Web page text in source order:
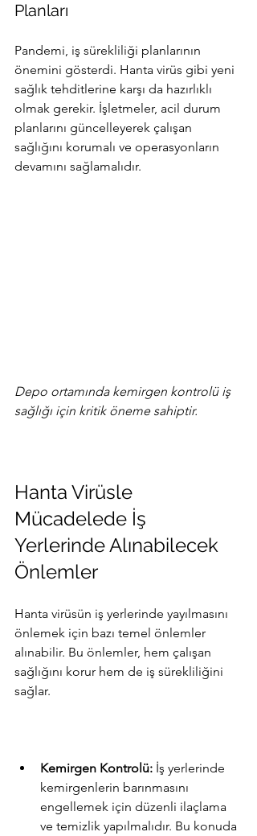
Planları
Pandemi, iş sürekliliği planlarının
önemini gösterdi. Hanta virüs gibi yeni
sağlık tehditlerine karşı da hazırlıklı
olmak gerekir. İşletmeler, acil durum
planlarını güncelleyerek çalışan
sağlığını korumalı ve operasyonların
devamını sağlamalıdır.
Depo ortamında kemirgen kontrolü iş
sağlığı için kritik öneme sahiptir.
Hanta Virüsle
Mücadelede İş
Yerlerinde Alınabilecek
Önlemler
Hanta virüsün iş yerlerinde yayılmasını
önlemek için bazı temel önlemler
alınabilir. Bu önlemler, hem çalışan
sağlığını korur hem de iş sürekliliğini
sağlar.
Kemirgen Kontrolü: İş yerlerinde
kemirgenlerin barınmasını
engellemek için düzenli ilaçlama
ve temizlik yapılmalıdır. Bu konuda